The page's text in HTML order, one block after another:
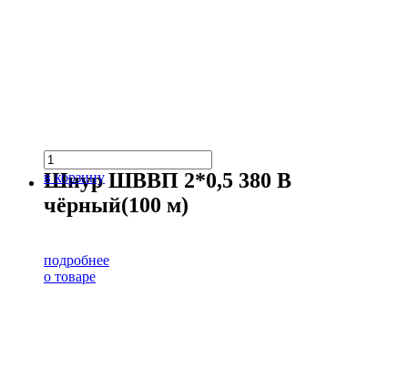
в корзину
Шнур ШВВП 2*0,5 380 В
чёрный(100 м)
подробнее
о товаре